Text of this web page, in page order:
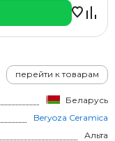
перейти к товарам
Беларусь
Beryoza Ceramica
Альта